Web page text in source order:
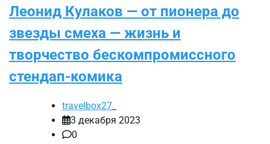
Леонид Кулаков — от пионера до
звезды смеха — жизнь и
творчество бескомпромиссного
стендап-комика
travelbox27_
3 декабря 2023
0